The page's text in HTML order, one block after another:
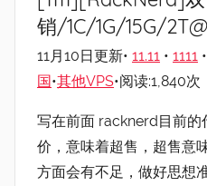
销/1C/1G/15G/
11月10日更新• 11.11 • 1111 •
国•其他VPS•阅读:1,840次
写在前面 racknerd目前的
价，意味着超售，超售意
方面会有不足，做好思想